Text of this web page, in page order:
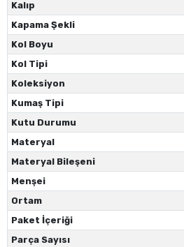
Kalıp
Kapama Şekli
Kol Boyu
Kol Tipi
Koleksiyon
Kumaş Tipi
Kutu Durumu
Materyal
Materyal Bileşeni
Menşei
Ortam
Paket İçeriği
Parça Sayısı